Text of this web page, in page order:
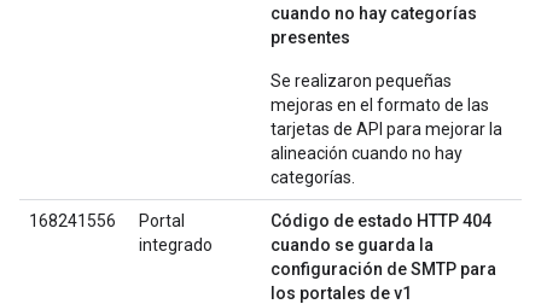
cuando no hay categorías
presentes
Se realizaron pequeñas
mejoras en el formato de las
tarjetas de API para mejorar la
alineación cuando no hay
categorías.
168241556
Portal
integrado
Código de estado HTTP 404
cuando se guarda la
configuración de SMTP para
los portales de v1